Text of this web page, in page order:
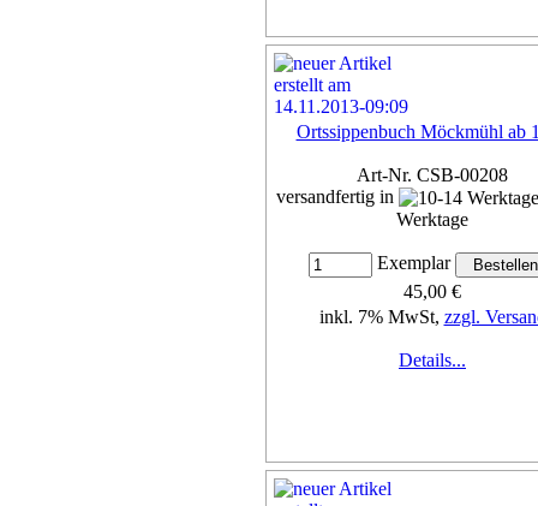
Ortssippenbuch Möckmühl ab
Art-Nr. CSB-00208
versandfertig in
Werktage
Exemplar
45,00 €
inkl. 7% MwSt, zzgl.
Details...